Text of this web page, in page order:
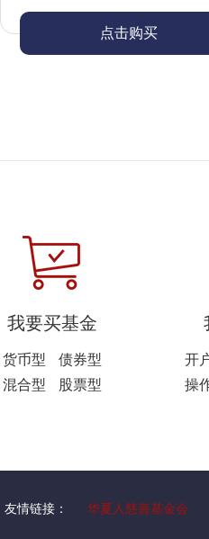
点击购买
我要买基金
货币型
债券型
混合型
股票型
开
操
友情链接： 华夏人慈善基金会